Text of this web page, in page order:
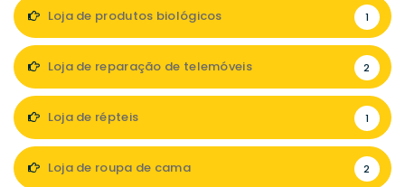
Loja de produtos biológicos 1
Loja de reparação de telemóveis 2
Loja de répteis 1
Loja de roupa de cama 2